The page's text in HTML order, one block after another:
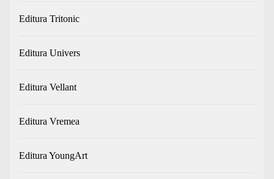
Editura Tritonic
Editura Univers
Editura Vellant
Editura Vremea
Editura YoungArt